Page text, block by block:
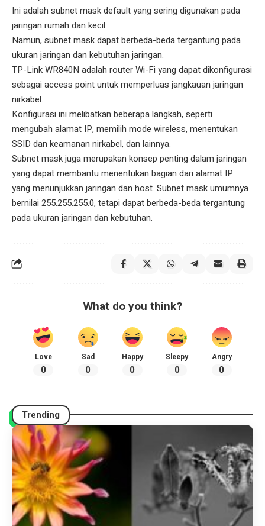
Ini adalah subnet mask default yang sering digunakan pada
jaringan rumah dan kecil.
Namun, subnet mask dapat berbeda-beda tergantung pada
ukuran jaringan dan kebutuhan jaringan.
TP-Link WR840N adalah router Wi-Fi yang dapat dikonfigurasi
sebagai access point untuk memperluas jangkauan jaringan
nirkabel.
Konfigurasi ini melibatkan beberapa langkah, seperti
mengubah alamat IP, memilih mode wireless, menentukan
SSID dan keamanan nirkabel, dan lainnya.
Subnet mask juga merupakan konsep penting dalam jaringan
yang dapat membantu menentukan bagian dari alamat IP
yang menunjukkan jaringan dan host. Subnet mask umumnya
bernilai 255.255.255.0, tetapi dapat berbeda-beda tergantung
pada ukuran jaringan dan kebutuhan.
What do you think?
Love
0
Sad
0
Happy
0
Sleepy
0
Angry
0
Trending